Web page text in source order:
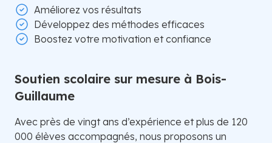
Améliorez vos résultats
Développez des méthodes efficaces
Boostez votre motivation et confiance
Soutien scolaire sur mesure à Bois-
Guillaume
Avec près de vingt ans d’expérience et plus de 120
000 élèves accompagnés, nous proposons un